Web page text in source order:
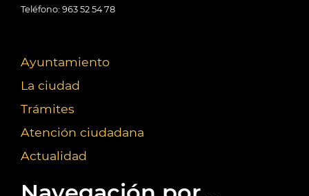
Teléfono: 963 52 54 78
Ayuntamiento
La ciudad
Trámites
Atención ciudadana
Actualidad